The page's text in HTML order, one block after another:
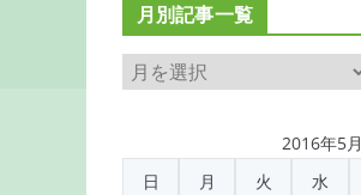
月別記事一覧
月
事
2016年5月
日
月 火 水